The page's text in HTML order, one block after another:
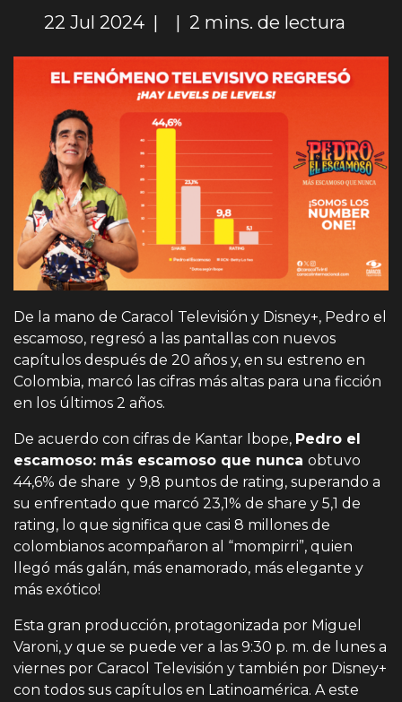
22 Jul 2024 2 mins. de lectura
De la mano de Caracol Televisión y Disney+, Pedro el
escamoso, regresó a las pantallas con nuevos
capítulos después de 20 años y, en su estreno en
Colombia, marcó las cifras más altas para una ficción
en los últimos 2 años.
De acuerdo con cifras de Kantar Ibope, Pedro el
escamoso: más escamoso que nunca obtuvo
44,6% de share y 9,8 puntos de rating, superando a
su enfrentado que marcó 23,1% de share y 5,1 de
rating, lo que significa que casi 8 millones de
colombianos acompañaron al “mompirri”, quien
llegó más galán, más enamorado, más elegante y
más exótico!
Esta gran producción, protagonizada por Miguel
Varoni, y que se puede ver a las 9:30 p. m. de lunes a
viernes por Caracol Televisión y también por Disney+
con todos sus capítulos en Latinoamérica. A este